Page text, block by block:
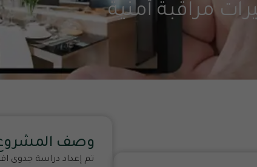
مراقبة أمنية
وصف
تم إعداد دراسة جدوى